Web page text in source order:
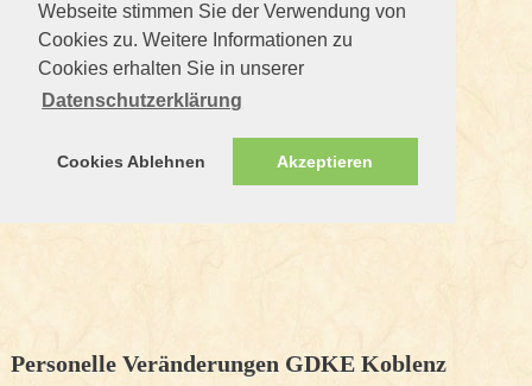
Webseite stimmen Sie der Verwendung von
Cookies zu. Weitere Informationen zu
Cookies erhalten Sie in unserer
Datenschutzerklärung
Cookies Ablehnen Akzeptieren
Personelle Veränderungen GDKE Koblenz